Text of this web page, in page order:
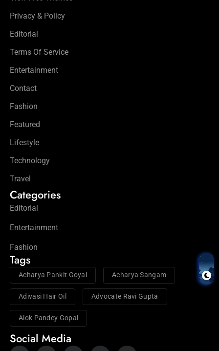
Privacy & Policy
Editorial
Terms Of Service
Entertainment
Contact
Fashion
Featured
Lifestyle
Technology
Travel
Categories
Editorial
Entertainment
Fashion
Tags
Acharya Pankit Goyal Acharya Sangam
Adivasi Hair Oil Advocate Ravi Gupta
Alok Pandey Gopal
Social Media